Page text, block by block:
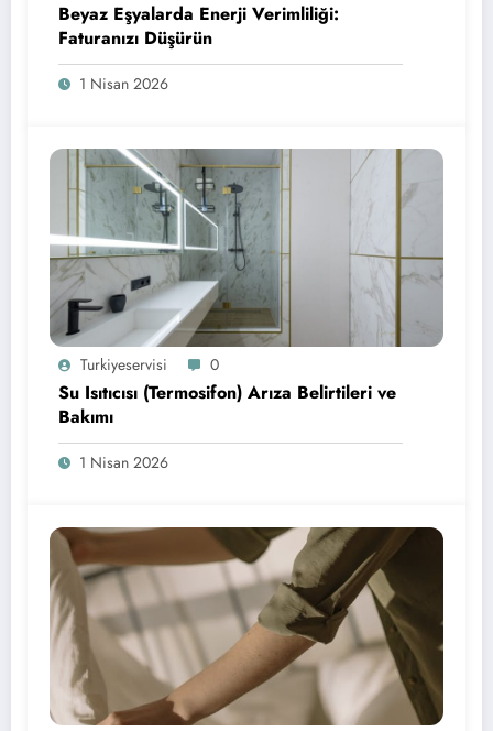
Beyaz Eşyalarda Enerji Verimliliği:
Faturanızı Düşürün
1 Nisan 2026
Turkiyeservisi 0
Su Isıtıcısı (Termosifon) Arıza Belirtileri ve
Bakımı
1 Nisan 2026